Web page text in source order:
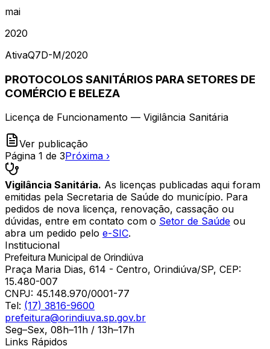
mai
2020
AtivaQ7D-M/2020
PROTOCOLOS SANITÁRIOS PARA SETORES DE
COMÉRCIO E BELEZA
Licença de Funcionamento — Vigilância Sanitária
Ver publicação
Página 1 de 3Próxima ›
Vigilância Sanitária. As licenças publicadas aqui foram
emitidas pela Secretaria de Saúde do município. Para
pedidos de nova licença, renovação, cassação ou
dúvidas, entre em contato com o Setor de Saúde ou
abra um pedido pelo e-SIC.
Institucional
Prefeitura Municipal de Orindiúva
Praça Maria Dias, 614 - Centro, Orindiúva/SP, CEP:
15.480-007
CNPJ: 45.148.970/0001-77
Tel: (17) 3816-9600
prefeitura@orindiuva.sp.gov.br
Seg–Sex, 08h–11h / 13h–17h
Links Rápidos